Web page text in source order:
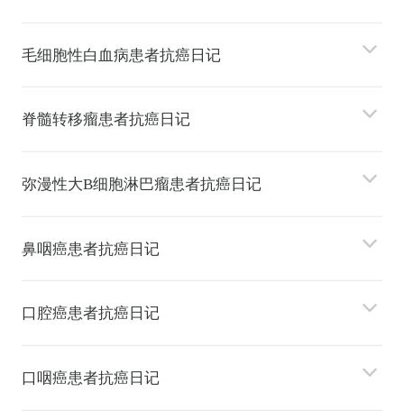
⽑细胞性⽩⾎病患者抗癌日记
脊髓转移瘤患者抗癌日记
弥漫性⼤B细胞淋巴瘤患者抗癌日记
⿐咽癌患者抗癌日记
⼝腔癌患者抗癌日记
⼝咽癌患者抗癌日记